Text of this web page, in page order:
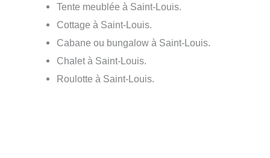
Tente meublée à Saint-Louis.
Cottage à Saint-Louis.
Cabane ou bungalow à Saint-Louis.
Chalet à Saint-Louis.
Roulotte à Saint-Louis.